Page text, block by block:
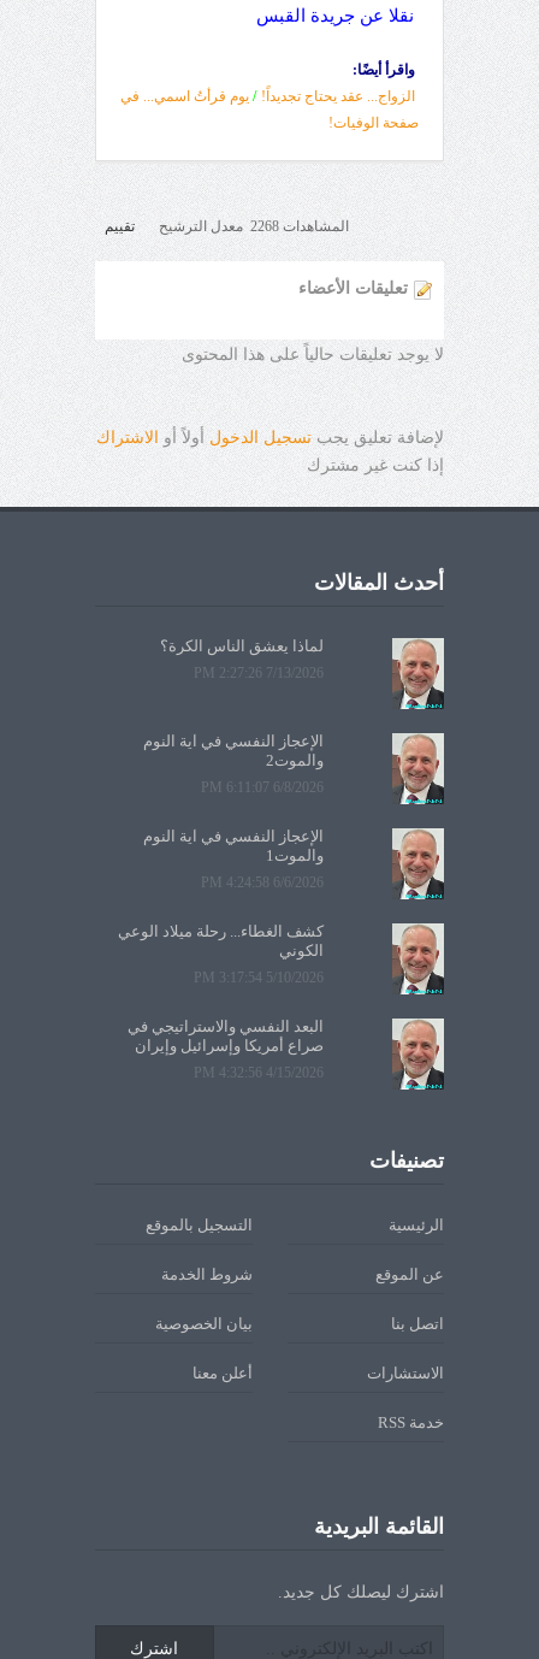
نقلا عن جريدة القبس
واقرأ أيضًا:
الزواج... عقد يحتاج تجديداً! / يوم قرأتُ اسمي... في
صفحة الوفيات!
المشاهدات 2268 معدل الترشيح تقييم
تعليقات الأعضاء
لا يوجد تعليقات حالياً على هذا المحتوى
لإضافة تعليق يجب تسجيل الدخول أولاً أو
الاشتراك
إذا كنت غير مشترك
أحدث المقالات
لماذا يعشق الناس الكرة؟
7/13/2026 2:27:26 PM
الإعجاز النفسي في آية النوم
والموت2
6/8/2026 6:11:07 PM
الإعجاز النفسي في آية النوم
والموت1
6/6/2026 4:24:58 PM
كشف الغطاء... رحلة ميلاد الوعي
الكوني
5/10/2026 3:17:54 PM
البعد النفسي والاستراتيجي في
صراع أمريكا وإسرائيل وإيران
4/15/2026 4:32:56 PM
تصنيفات
الرئيسية التسجيل بالموقع
عن الموقع شروط الخدمة
اتصل بنا بيان الخصوصية
الاستشارات أعلن معنا
خدمة RSS
القائمة البريدية
اشترك ليصلك كل جديد.
اشترك